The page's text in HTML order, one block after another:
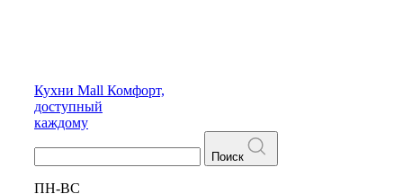
Кухни Mall Комфорт,
доступный
каждому
Поиск
ПН-ВС